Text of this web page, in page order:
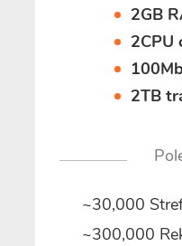
2GB
2CPU
2TB
~30,000
~300,000